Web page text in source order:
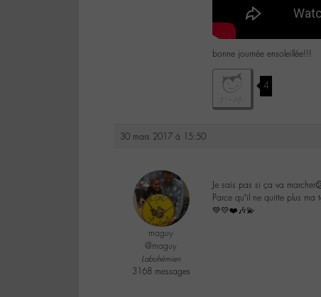
bonne journée ensoleillée!!!
4
30 mars 2017 à 15:50
maguy
@maguy
Labohémien
3168 messages
Je sais pas si ça va
Parce qu’il ne quitte plus ma
💚💛❤️🎶💫